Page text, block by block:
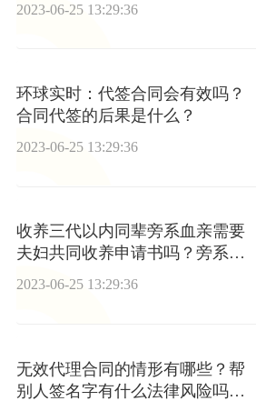
2023-06-25 13:29:36
环球实时：代签合同会有效吗？
合同代签的后果是什么？
2023-06-25 13:29:36
收养三代以内同辈旁系血亲需要
夫妇共同收养申请书吗？旁系血
亲能否争取抚养权？
2023-06-25 13:29:36
无效代理合同的情形有哪些？帮
别人签名字有什么法律风险吗？-